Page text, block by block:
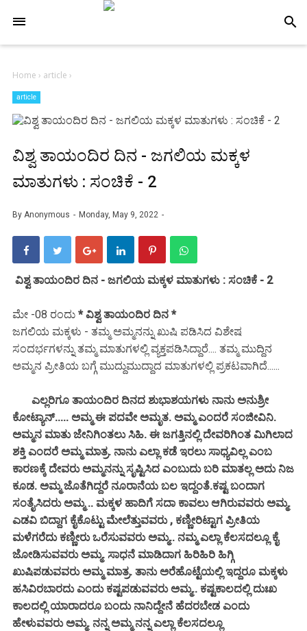
search
Home › article ›
article
ವಿಶ್ವ ತಾಯಂದಿರ ದಿನ - ಜಗಲಿಯ ಮಕ್ಕಳ
ಮಾತುಗಳು : ಸಂಚಿಕೆ - 2
By Anonymous Monday, May 9, 2022
ವಿಶ್ವ ತಾಯಂದಿರ ದಿನ - ಜಗಲಿಯ ಮಕ್ಕಳ ಮಾತುಗಳು : ಸಂಚಿಕೆ - 2
ಮೇ -08 ರಂದು * ವಿಶ್ವ ತಾಯಂದಿರ ದಿನ *
ಜಗಲಿಯ ಮಕ್ಕಳು - ತಮ್ಮ ಅಮ್ಮನನ್ನು ಖುಷಿ ಪಡಿಸಿದ ವಿಶೇಷ
ಸಂದರ್ಭಗಳನ್ನು ತಮ್ಮ ಮಾತುಗಳಲ್ಲಿ ವ್ಯಕ್ತಪಡಿಸಿದ್ದಾರೆ.... ತಮ್ಮ ಮುದ್ದಿನ
ಅಮ್ಮನ ಪ್ರೀತಿಯ ಬಗ್ಗೆ ಮುದ್ದುಮುದ್ದಾದ ಮಾತುಗಳಲ್ಲಿ ಪ್ರಕಟವಾಗಿದೆ......
ಎಲ್ಲರಿಗೂ ತಾಯಂದಿರ ದಿನದ ಶುಭಾಶಯಗಳು ನಾನು ಅನುಶ್ರೀ
ಕೋಟ್ಯಾನ್..... ಅಮ್ಮ ಈ ಪದವೇ ಅಮೃತ. ಅಮ್ಮ ಎಂದರೆ ಸಂಜೀವಿನಿ.
ಅಮ್ಮನ ಮಾತು ಜೇನಿಗಿಂತಲು ಸಿಹಿ. ಈ ಜಗತ್ತಿನಲ್ಲಿ ದೇವರಿಗಿಂತ ಮಿಗಿಲಾದ
ಶಕ್ತಿ ಎಂದರೆ ಅಮ್ಮ ಮಾತ್ರ. ನಾನು ಎಲ್ಲಾ ಕಡೆ ಇರಲು ಸಾಧ್ಯವಿಲ್ಲ ಎಂಬ
ಕಾರಣಕ್ಕೆ ದೇವರು ಅಮ್ಮನನ್ನು ಸೃಷ್ಟಿಸಿದ ಎಂಬುದು ಬರಿ ಮಾತಲ್ಲ ಅದು ನಿಜ
ಕೂಡ. ಅಮ್ಮ ಜೊತೆಗಿದ್ದರೆ ನೂರಾನೆಯ ಬಲ ಇದ್ದಂತೆ.ಕಷ್ಟ ಬಂದಾಗ
ಸಂತೈಸಿದರು ಅಮ್ಮ .. ಮಕ್ಕಳ ಹಾದಿಗೆ ಸದಾ ಕಾವಲು ಆಗಿರುವವರು ಅಮ್ಮ.
ಎಡವಿ ಬಿದ್ದಾಗ ಕೈಕೊಟ್ಟು ಮೇಲೆತ್ತುವವರು , ಕಣ್ಣೀರಿಟ್ಟಾಗ ಪ್ರೀತಿಯ
ಮಳೆಗರೆದು ಕಣ್ಣೀರು ಒರೆಸುವವರು ಅಮ್ಮ.. ನಮ್ಮ ಎಲ್ಲಾ ಕೆಲಸದಲ್ಲೂ ಕೈ
ಜೋಡಿಸುವವರು ಅಮ್ಮ. ಸಾಧನೆ ಮಾಡಿದಾಗ ಹಿರಿಹಿರಿ ಹಿಗ್ಗಿ
ಖುಷಿಪಡುವವರು ಅಮ್ಮ ಮಾತ್ರ. ತಾನು ಅರೆಹೊಟ್ಟೆಯಲ್ಲಿ ಇದ್ದರೂ ಮಕ್ಕಳು
ಹಸಿವಿರಬಾರದು ಎಂದು ಕಷ್ಟಪಡುವವರು ಅಮ್ಮ.. ಕಷ್ಟಕಾಲದಲ್ಲಿ ದುಃಖ
ಕಾಲದಲ್ಲಿ ಯಾರಾದರೂ ಬಂದು ನಾನಿದ್ದೇನೆ ಹೆದರಬೇಡ ಎಂದು
ಹೇಳುವವರು ಅಮ್ಮ. ನನ್ನ ಅಮ್ಮ ನನ್ನ ಎಲ್ಲಾ ಕೆಲಸದಲ್ಲೂ